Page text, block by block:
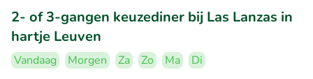
2- of 3-gangen keuzediner bij Las Lanzas in
hartje Leuven
Vandaag Morgen Za Zo Ma
Di